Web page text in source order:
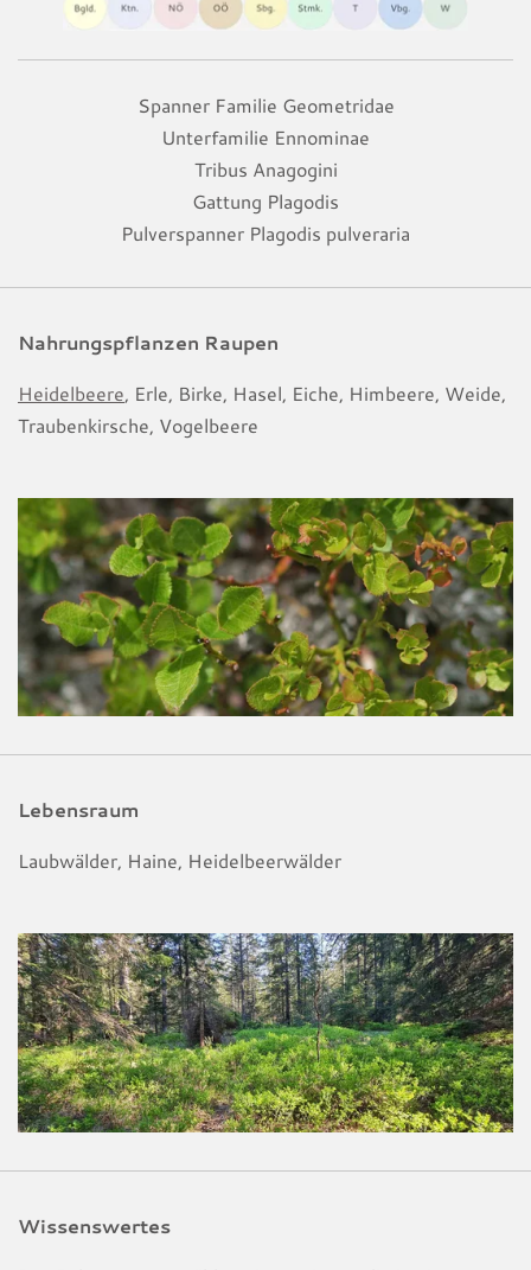
Spanner Familie Geometridae
Unterfamilie Ennominae
Tribus Anagogini
Gattung Plagodis
Pulverspanner Plagodis pulveraria
Nahrungspflanzen Raupen
Heidelbeere, Erle, Birke, Hasel, Eiche, Himbeere, Weide,
Traubenkirsche, Vogelbeere
Lebensraum
Laubwälder, Haine, Heidelbeerwälder
Wissenswertes